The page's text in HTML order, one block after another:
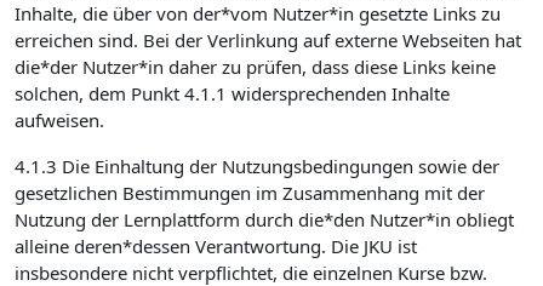
Inhalte, die über von der*vom Nutzer*in gesetzte Links zu
erreichen sind. Bei der Verlinkung auf externe Webseiten hat
die*der Nutzer*in daher zu prüfen, dass diese Links keine
solchen, dem Punkt 4.1.1 widersprechenden Inhalte
aufweisen.
4.1.3 Die Einhaltung der Nutzungsbedingungen sowie der
gesetzlichen Bestimmungen im Zusammenhang mit der
Nutzung der Lernplattform durch die*den Nutzer*in obliegt
alleine deren*dessen Verantwortung. Die JKU ist
insbesondere nicht verpflichtet, die einzelnen Kurse bzw.